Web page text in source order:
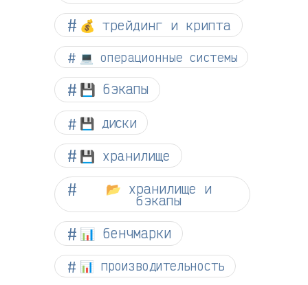
💰 трейдинг и крипта
💻 операционные системы
💾 бэкапы
💾 диски
💾 хранилище
📂 хранилище и
бэкапы
📊 бенчмарки
📊 производительность